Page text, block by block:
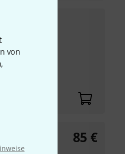
von
39,90
85 €